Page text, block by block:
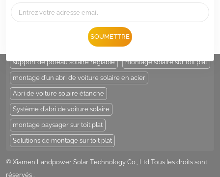
SOUMETTRE
E-mail :Sales@LandpowerSolar.com
Add : Unit 206-9, No 15, Duiying Road, Jimei District, Xiamen, China
support de poteau solaire
support de poteau solaire réglable montage solaire sur toit plat
montage d'un abri de voiture solaire en acier
Abri de voiture solaire étanche
Système d'abri de voiture solaire
montage paysager sur toit plat
Solutions de montage sur toit plat
© Xiamen Landpower Solar Technology Co., Ltd Tous les droits sont
réservés .